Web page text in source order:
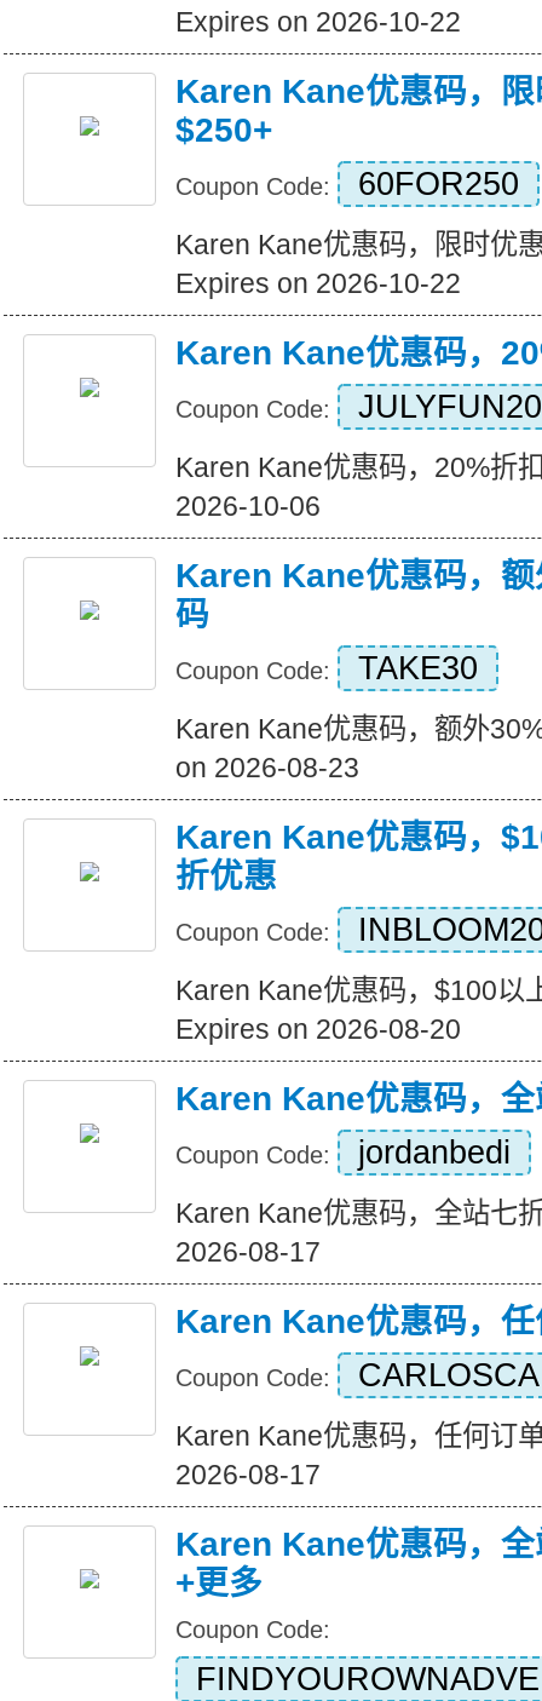
Expires on 2026-10-22
Karen Kane优惠码，
$250+
Coupon Code: 60FOR250
Karen Kane优惠码，限时优
Expires on 2026-10-22
Karen Kane优惠码，
Coupon Code: JULYFUN20
Karen Kane优惠码，20%折
2026-10-06
Karen Kane优惠码，
码
Coupon Code: TAKE30
Karen Kane优惠码，额外
on 2026-08-23
Karen Kane优惠码，
折优惠
Coupon Code:
Karen Kane优惠码，$100以
Expires on 2026-08-20
Karen Kane优惠码，
Coupon Code: jordanbedi
Karen Kane优惠码，全站七
2026-08-17
Karen Kane优惠码，
Coupon Code:
Karen Kane优惠码，任何订
2026-08-17
Karen Kane优惠码，
+更多
Coupon Code: